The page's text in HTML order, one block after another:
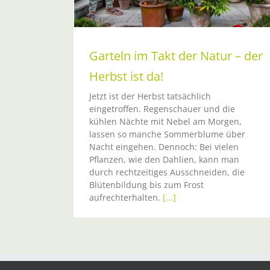
Garteln im Takt der Natur – der
Herbst ist da!
Jetzt ist der Herbst tatsächlich
eingetroffen. Regenschauer und die
kühlen Nächte mit Nebel am Morgen,
lassen so manche Sommerblume über
Nacht eingehen. Dennoch: Bei vielen
Pflanzen, wie den Dahlien, kann man
durch rechtzeitiges Ausschneiden, die
Blütenbildung bis zum Frost
aufrechterhalten. [...]